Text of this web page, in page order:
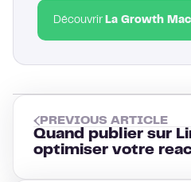
Découvrir La Growth
PREVIOUS ARTICLE
Quand publier sur
optimiser votre